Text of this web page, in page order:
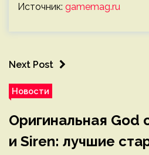
Источник: gamemag.ru
Next Post
Новости
Оригинальная God
и Siren: лучшие